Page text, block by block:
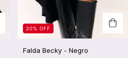
20% OFF
Falda Becky - Negro